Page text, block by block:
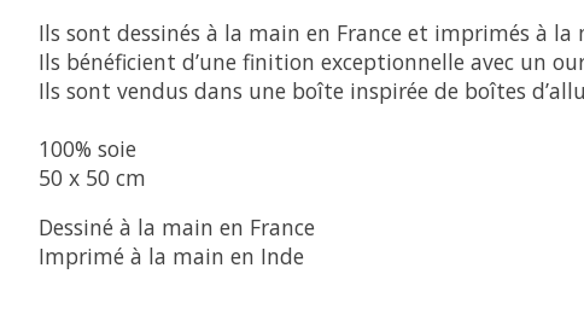
Ils sont dessinés à la main en France et imprimés à la
Ils bénéficient d’une finition exceptionnelle avec un
Ils sont vendus dans une boîte inspirée de boîtes
100% soie
50 x 50 cm
Dessiné à la main en France
Imprimé à la main en Inde